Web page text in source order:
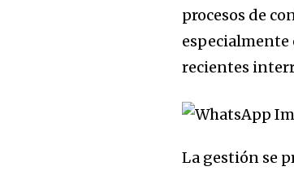
procesos de
especialmente
recientes
La gestión se